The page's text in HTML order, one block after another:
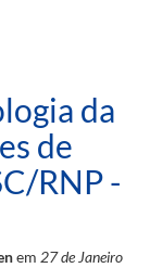
da
de
RNP -
em 27 de Janeiro